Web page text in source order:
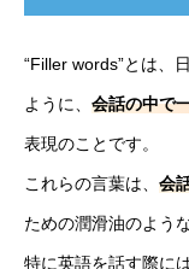
“Filler words”とは、
ように、 会話の中で
表現のことです。
これらの言葉は、 会
ための潤滑油のよう
特に英語を話す際には